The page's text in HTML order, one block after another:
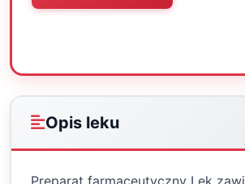
Opis leku
Preparat farmaceutyczny Lek